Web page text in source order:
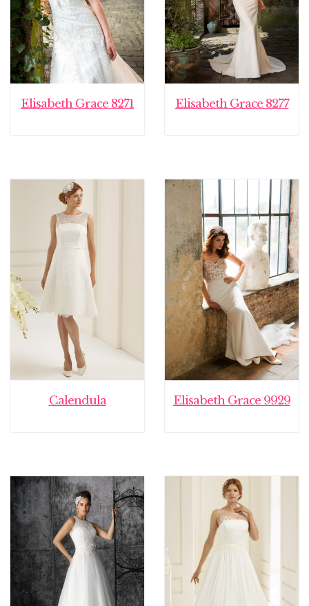
Elisabeth Grace 8271 Elisabeth Grace 8277
Calendula Elisabeth Grace 9929